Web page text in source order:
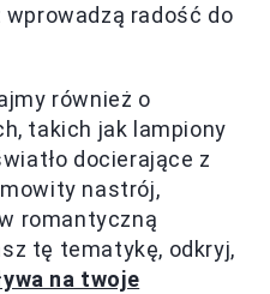
radość do
również o
takich jak lampiony
docierające z
nastrój,
romantyczną
tę tematykę, odkryj,
na twoje